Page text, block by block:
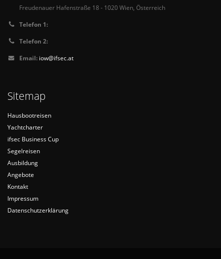
Freudenauer Hafenstraße 18 - 1020 Wien, Österreich
Telefon 1:
Telefon 2:
Email: iow@ifsec.at
Sitemap
Hausbootreisen
Yachtcharter
ifsec Business Cup
Segelreisen
Ausbildung
Angebote
Kontakt
Impressum
Datenschutzerklärung